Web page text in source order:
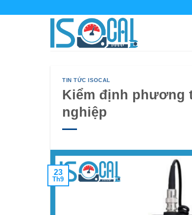
TIN TỨC ISOCAL
Kiểm định phương
nghiệp
23
Th9